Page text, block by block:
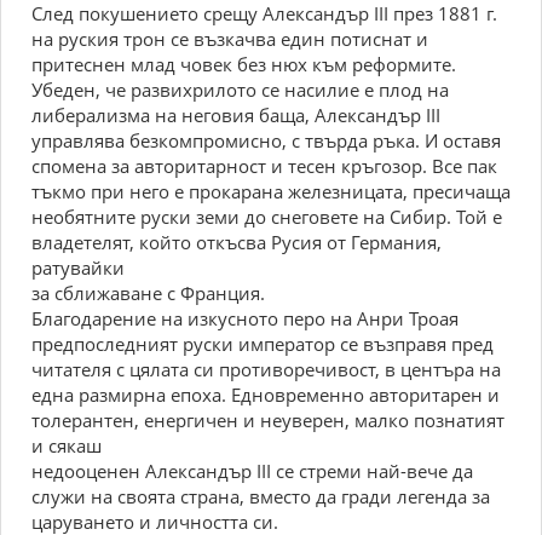
След покушението срещу Александър ІІІ през 1881 г.
на руския трон се възкачва един потиснат и
притеснен млад човек без нюх към реформите.
Убеден, че развихрилото се насилие е плод на
либерализма на неговия баща, Александър III
управлява безкомпромисно, с твърда ръка. И оставя
спомена за авторитарност и тесен кръгозор. Все пак
тъкмо при него е прокарана железницата, пресичаща
необятните руски земи до снеговете на Сибир. Той е
владетелят, който откъсва Русия от Германия,
ратувайки
за сближаване с Франция.
Благодарение на изкусното перо на Анри Троая
предпоследният руски император се възправя пред
читателя с цялата си противоречивост, в центъра на
една размирна епоха. Едновременно авторитарен и
толерантен, енергичен и неуверен, малко познатият
и сякаш
недооценен Александър III се стреми най-вече да
служи на своята страна, вместо да гради легенда за
царуването и личността си.